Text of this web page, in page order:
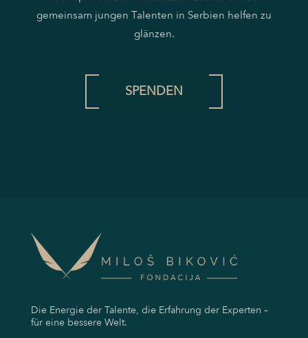
gemeinsam jungen Talenten in Serbien helfen zu
glänzen.
SPENDEN
Die Energie der Talente, die Erfahrung der Experten –
für eine bessere Welt.